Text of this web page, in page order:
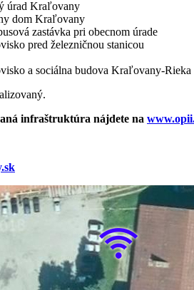
úrad Kraľovany
dom Kraľovany
zastávka pri obecnom úrade
pred železničnou stanicou
a sociálna budova Kraľovany-Rieka
infraštruktúra nájdete na